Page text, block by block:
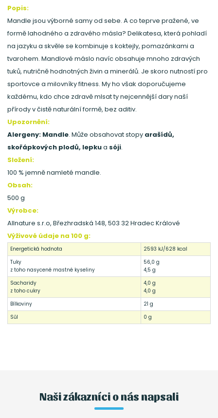
Popis:
Mandle jsou výborné samy od sebe. A co teprve pražené, ve
formě lahodného a zdravého másla? Delikatesa, která pohladí
na jazyku a skvěle se kombinuje s koktejly, pomazánkami a
tvarohem. Mandlové máslo navíc obsahuje mnoho zdravých
tuků, nutričně hodnotných živin a minerálů. Je skoro nutností pro
sportovce a milovníky fitness. My ho však doporučujeme
každému, kdo chce zdravě mlsat ty nejcennější dary naší
přírody v čistě naturální formě, bez aditiv.
Upozornění:
Alergeny: Mandle. Může obsahovat stopy arašídů,
skořápkových plodů, lepkua sóji.
Složení:
100 % jemně namleté mandle.
Obsah:
500 g
Výrobce:
Allnature s.r.o, Březhradská 148, 503 32 Hradec Králové
Výživové údaje na 100 g:
Energetická hodnota
2593 kJ/628 kcal
Tuky
z toho nasycené mastné kyseliny
56,0 g
4,5 g
Sacharidy
z toho cukry
4,0 g
4,0 g
Bílkoviny
21 g
Sůl
0 g
Naši zákazníci o nás napsali